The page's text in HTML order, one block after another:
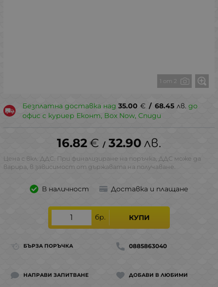
1 от 2
Безплатна доставка над 35.00 € / 68.45 лв. до
офис с куриер Еконт, Box Now, Спиди
16.82€ / 32.90 лв.
Цена с вкл. ДДС. При финализиране на поръчка, ДДС може да
варира, в зависимост от държавата на получаване.
В наличност Доставка и плащане
бр. КУПИ
БЪРЗА ПОРЪЧКА 0885863040
НАПРАВИ ЗАПИТВАНЕ ДОБАВИ В ЛЮБИМИ